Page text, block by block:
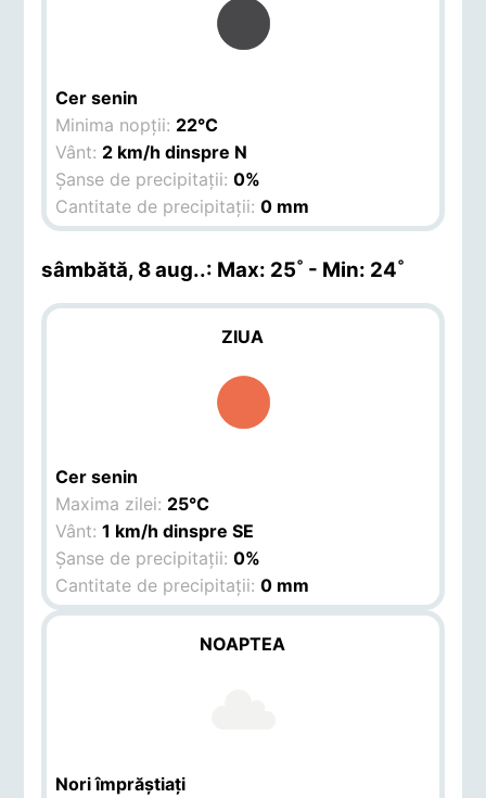
Cer senin
Minima nopții: 22°C
Vânt: 2 km/h dinspre N
Șanse de precipitații:0%
Cantitate de precipitații:0 mm
sâmbătă, 8 aug..: Max: 25˚ - Min: 24˚
ZIUA
Cer senin
Maxima zilei: 25°C
Vânt:1 km/h dinspre SE
Șanse de precipitații:0%
Cantitate de precipitații:0 mm
NOAPTEA
Nori împrăștiați